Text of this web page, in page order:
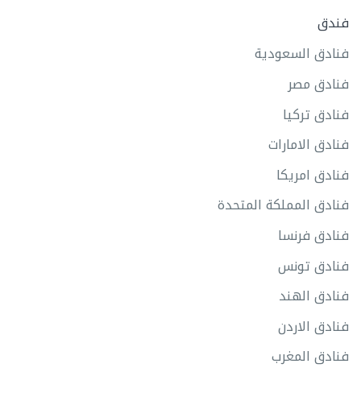
فندق
فنادق السعودية
فنادق مصر
فنادق تركيا
فنادق الامارات
فنادق امريكا
فنادق المملكة المتحدة
فنادق فرنسا
فنادق تونس
فنادق الهند
فنادق الاردن
فنادق المغرب